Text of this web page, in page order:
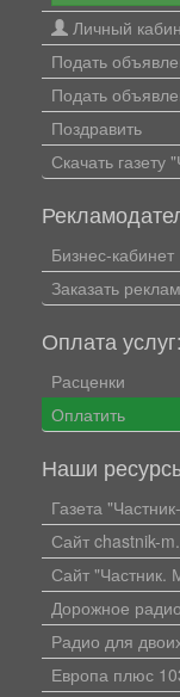
Личный
Подать
Подать
Поздравить
Скачать газету
Бизнес-кабинет
Заказать
Оплата услуг:
Расценки
Оплатить
Наши
Газета
Сайт chastnik-
Сайт "Частник.
Дорожное
Радио для
Европа плюс